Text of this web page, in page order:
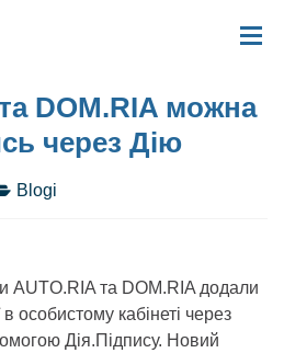
DOM.RIA можна
через Дію
Blogi
AUTO.RIA та DOM.RIA додали
особистому кабінеті через
Дія.Підпису. Новий